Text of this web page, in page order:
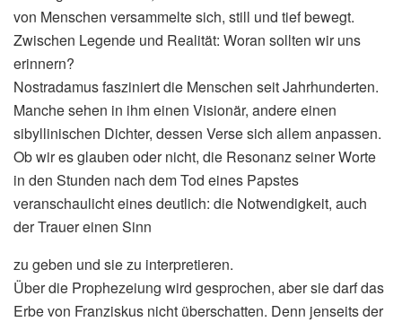
von Menschen versammelte sich, still und tief bewegt.
Zwischen Legende und Realität: Woran sollten wir uns
erinnern?
Nostradamus fasziniert die Menschen seit Jahrhunderten.
Manche sehen in ihm einen Visionär, andere einen
sibyllinischen Dichter, dessen Verse sich allem anpassen.
Ob wir es glauben oder nicht, die Resonanz seiner Worte
in den Stunden nach dem Tod eines Papstes
veranschaulicht eines deutlich: die Notwendigkeit, auch
der Trauer einen Sinn
zu geben und sie zu interpretieren.
Über die Prophezeiung wird gesprochen, aber sie darf das
Erbe von Franziskus nicht überschatten. Denn jenseits der